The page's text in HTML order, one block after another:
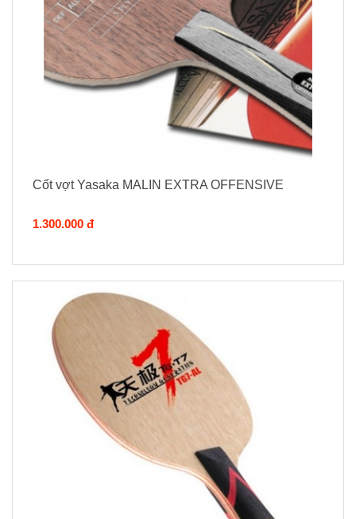
Cốt vợt Yasaka MALIN EXTRA OFFENSIVE
1.300.000 đ